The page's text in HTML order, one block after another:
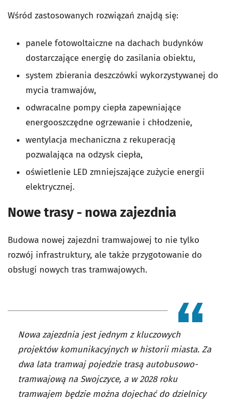
Wśród zastosowanych rozwiązań znajdą się:
panele fotowoltaiczne na dachach budynków
dostarczające energię do zasilania obiektu,
system zbierania deszczówki wykorzystywanej do
mycia tramwajów,
odwracalne pompy ciepła zapewniające
energooszczędne ogrzewanie i chłodzenie,
wentylacja mechaniczna z rekuperacją
pozwalająca na odzysk ciepła,
oświetlenie LED zmniejszające zużycie energii
elektrycznej.
Nowe trasy - nowa zajezdnia
Budowa nowej zajezdni tramwajowej to nie tylko
rozwój infrastruktury, ale także przygotowanie do
obsługi nowych tras tramwajowych.
Nowa zajezdnia jest jednym z kluczowych
projektów komunikacyjnych w historii miasta. Za
dwa lata tramwaj pojedzie trasą autobusowo-
tramwajową na Swojczyce, a w 2028 roku
tramwajem będzie można dojechać do dzielnicy